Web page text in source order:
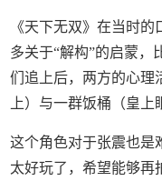
《天下无双》在当时
多关于“解构”的启蒙，
们追上后，两方的心理
上）与一群饭桶（皇上
这个角色对于张震也是
太好玩了，希望能够再